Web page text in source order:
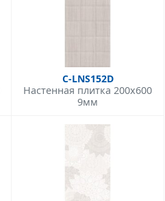
C-LNS152D
Настенная плитка 200x600
9мм